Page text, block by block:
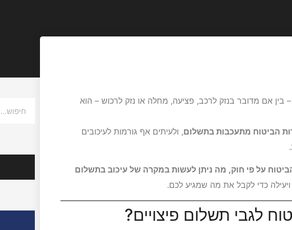
אם מדובר בנזק לרכב, פציעה, מחלה או נזק לרכוש – הוא
הביטוח מתעכבות בתשלום, ולעיתים אף גורמות לעיכובים
על פי חוק, מה ניתן לעשות במקרה של עיכוב בתשלום
כדי לקבל את מה שמגיע לכם.